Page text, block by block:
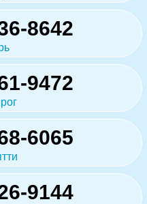
8642
9472
6065
9144